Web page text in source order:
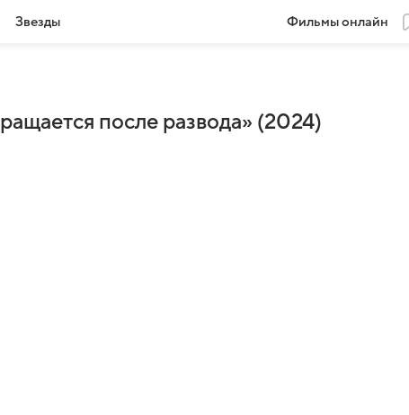
Звезды Фильмы онлайн
после развода» (2024)